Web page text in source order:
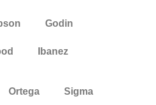
Godin
Ibanez
Ortega Sigma